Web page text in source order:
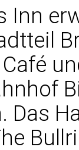
Inn
Das